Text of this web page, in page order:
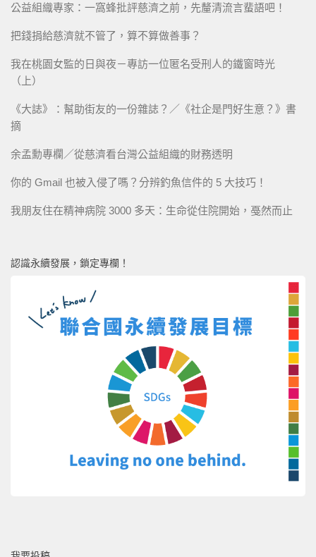
公益組織專家：一窩蜂批評慈濟之前，先釐清流言蜚語吧！
把錢捐給慈濟就不管了，算不算做善事？
我在桃園女監的日與夜－專訪一位匿名受刑人的鐵窗時光
（上）
《大誌》：幫助街友的一份雜誌？／《社企是門好生意？》書
摘
余孟勳專欄／從慈濟看台灣公益組織的財務透明
你的 Gmail 也被入侵了嗎？分辨釣魚信件的 5 大技巧！
我朋友住在精神病院 3000 多天：生命從住院開始，戞然而止
認識永續發展，鎖定專欄！